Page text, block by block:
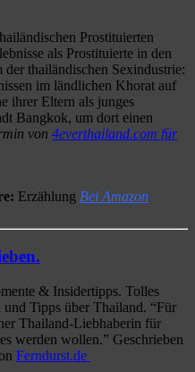
Prostituierten
als Prostituierte in den
thailändischen Sexindustrie:
im ländlichen Khorat auf
ihrer Eltern als junges
Bangkok, um dort einen
von 4everthailand.com für
Erzählung Bei Amazon
& Insidertipps. Tolles
Tipps über Thailand. “Für
Thailand-Liebhaberin für
werden wollen.” Geschrieben
Ferndurst.de